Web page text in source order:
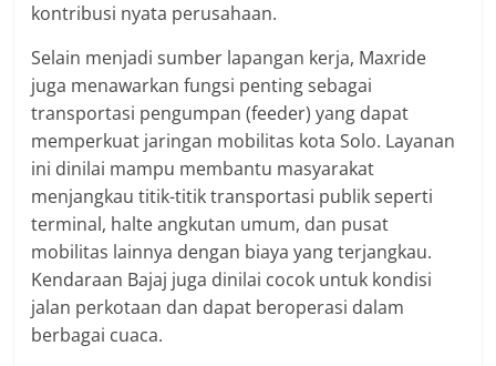
kontribusi nyata perusahaan.
Selain menjadi sumber lapangan kerja, Maxride
juga menawarkan fungsi penting sebagai
transportasi pengumpan (feeder) yang dapat
memperkuat jaringan mobilitas kota Solo. Layanan
ini dinilai mampu membantu masyarakat
menjangkau titik-titik transportasi publik seperti
terminal, halte angkutan umum, dan pusat
mobilitas lainnya dengan biaya yang terjangkau.
Kendaraan Bajaj juga dinilai cocok untuk kondisi
jalan perkotaan dan dapat beroperasi dalam
berbagai cuaca.